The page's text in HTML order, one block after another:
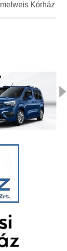
Kórház